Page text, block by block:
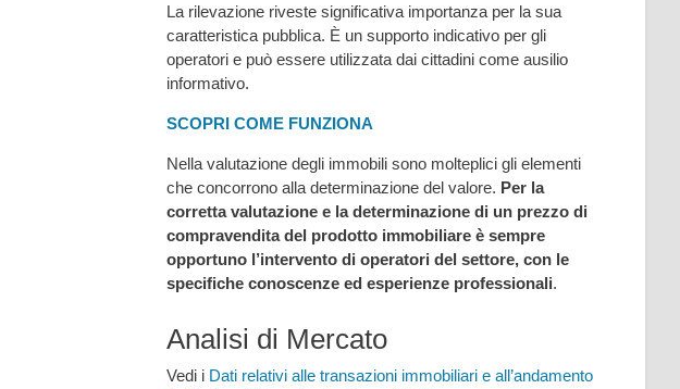
La rilevazione riveste significativa importanza per la sua
caratteristica pubblica. È un supporto indicativo per gli
operatori e può essere utilizzata dai cittadini come ausilio
informativo.
SCOPRI COME FUNZIONA
Nella valutazione degli immobili sono molteplici gli elementi
che concorrono alla determinazione del valore. Per la
corretta valutazione e la determinazione di un prezzo di
compravendita del prodotto immobiliare è sempre
opportuno l’intervento di operatori del settore, con le
specifiche conoscenze ed esperienze professionali.
Analisi di Mercato
Vedi i Dati relativi alle transazioni immobiliari e all’andamento